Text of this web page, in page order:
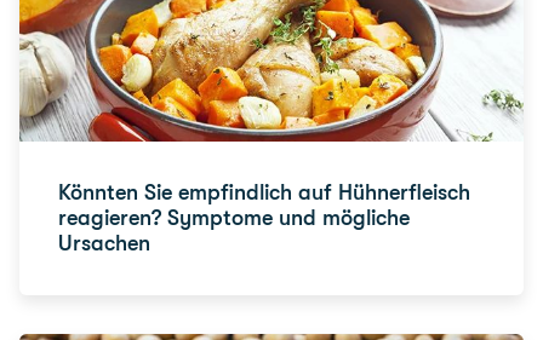
Könnten Sie empfindlich auf Hühnerfleisch
reagieren? Symptome und mögliche
Ursachen